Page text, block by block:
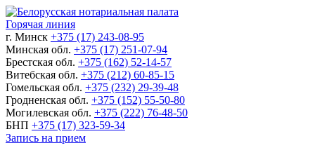
Горячая линия
г. Минск +375 (17) 243-08-95
Минская обл. +375 (17) 251-07-94
Брестская обл. +375 (162) 52-14-57
Витебская обл. +375 (212) 60-85-15
Гомельская обл. +375 (232) 29-39-48
Гродненская обл. +375 (152) 55-50-80
Могилевская обл. +375 (222) 76-48-50
БНП +375 (17) 323-59-34
Запись на прием